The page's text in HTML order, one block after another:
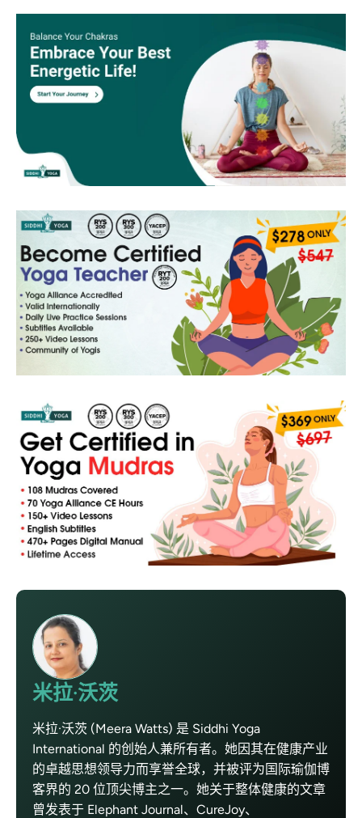
米拉·沃茨
米拉·沃茨 (Meera Watts) 是 Siddhi Yoga
International 的创始人兼所有者。她因其在健康产业
的卓越思想领导力而享誉全球，并被评为国际瑜伽博
客界的 20 位顶尖博主之一。她关于整体健康的文章
曾发表于 Elephant Journal、CureJoy、